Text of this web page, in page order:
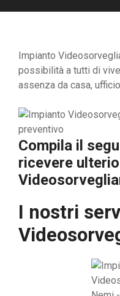
Impianto
possibilità a tutti di
assenza da casa,
Compila il
ricevere
I nostri